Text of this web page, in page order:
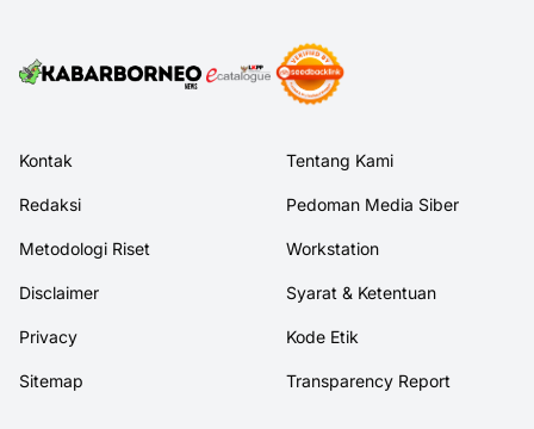
Kontak Tentang Kami
Redaksi Pedoman Media Siber
Metodologi Riset Workstation
Disclaimer Syarat & Ketentuan
Privacy Kode Etik
Sitemap Transparency Report